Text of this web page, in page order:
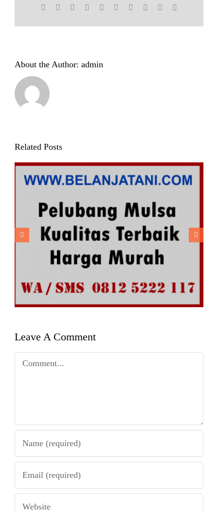
Facebook Reddit LinkedInWhatsApp
TumblrPinterest Xing
About the Author: admin
Related Posts
Jual Pelubang Mulsa Kualitas
Terbaik Harga Murah
Leave A Comment
Comment